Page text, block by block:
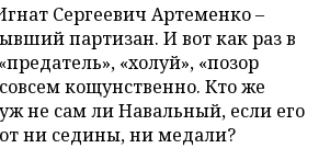
Сергеевич Артеменко –
партизан. И вот как раз в
«холуй», «позор
кощунственно. Кто же
уж не сам ли Навальный, если его
ни седины, ни медали?